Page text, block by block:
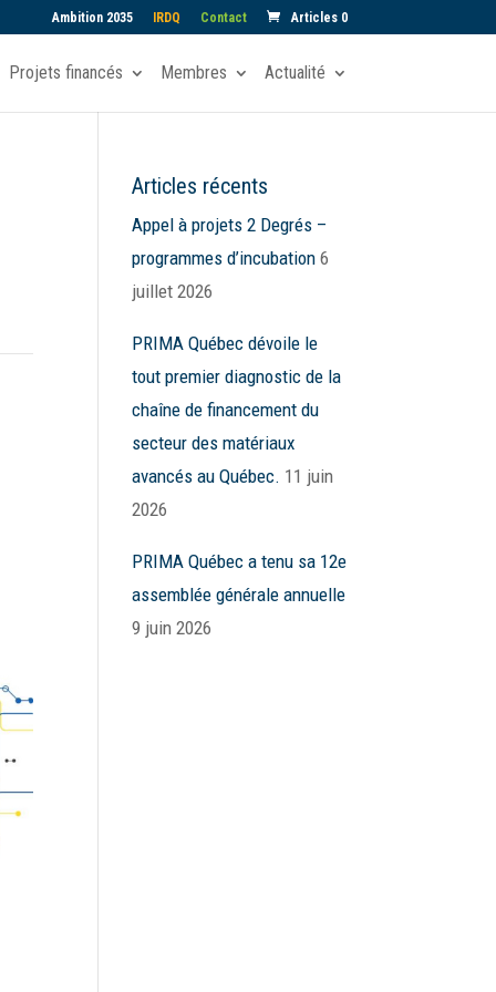
Ambition 2035 IRDQ Contact Articles 0
Projets financés Membres Actualité
Articles récents
Appel à projets 2 Degrés –
programmes d’incubation 6
juillet 2026
PRIMA Québec dévoile le
tout premier diagnostic de la
chaîne de financement du
secteur des matériaux
avancés au Québec. 11 juin
2026
PRIMA Québec a tenu sa 12e
assemblée générale annuelle
9 juin 2026